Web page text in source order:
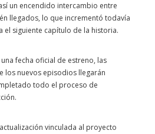
un encendido intercambio entre
llegados, lo que incrementó todavía
el siguiente capítulo de la historia.
fecha oficial de estreno, las
los nuevos episodios llegarán
todo el proceso de
vinculada al proyecto